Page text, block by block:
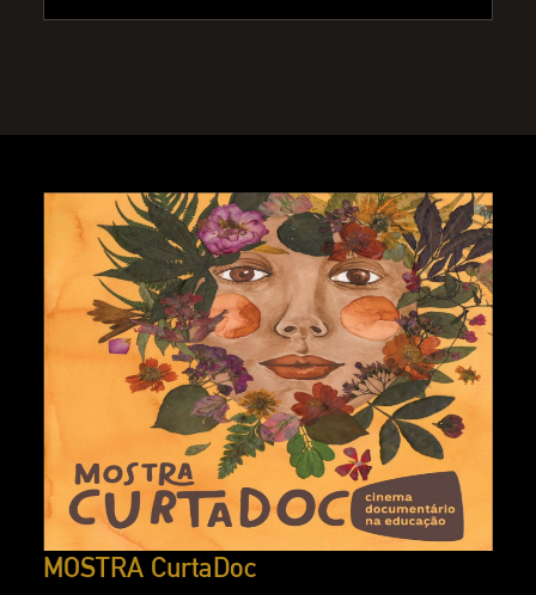
MOSTRA CurtaDoc